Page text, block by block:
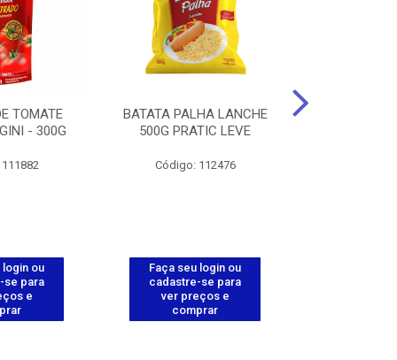
TOMATE
- 300G
login ou
se para
e
BATATA PALHA LANCHE
500G PRATIC LEVE
Código: 112476
Faça seu login ou
cadastre-se para
ver preços e
comprar